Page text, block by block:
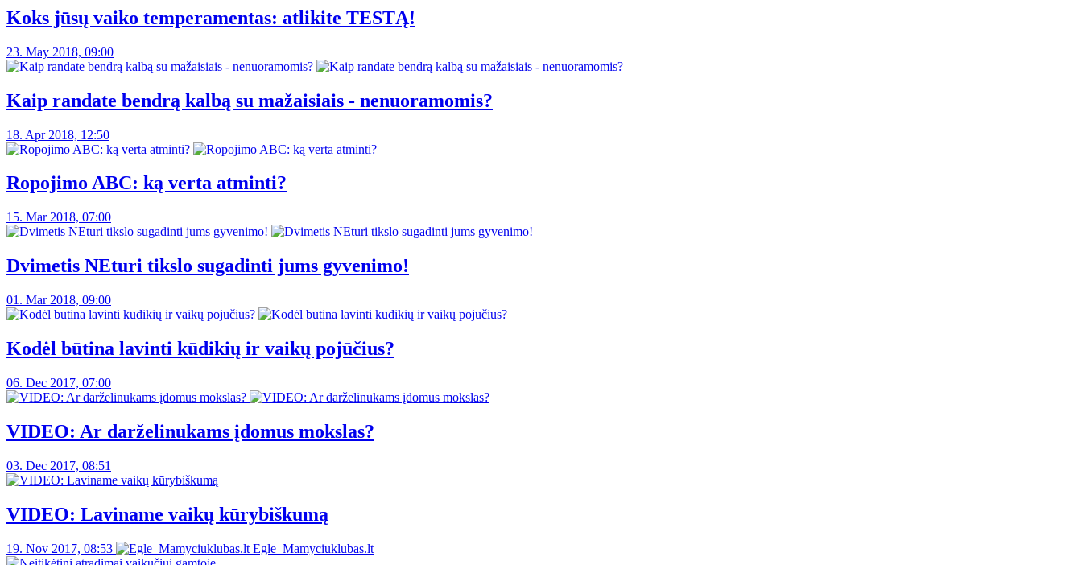
Koks jūsų vaiko temperamentas: atlikite TESTĄ!
23. May 2018, 09:00
Kaip randate bendrą kalbą su mažaisiais - nenuoramomis?
18. Apr 2018, 12:50
Ropojimo ABC: ką verta atminti?
15. Mar 2018, 07:00
Dvimetis NEturi tikslo sugadinti jums gyvenimo!
01. Mar 2018, 09:00
Kodėl būtina lavinti kūdikių ir vaikų pojūčius?
06. Dec 2017, 07:00
VIDEO: Ar darželinukams įdomus mokslas?
03. Dec 2017, 08:51
VIDEO: Laviname vaikų kūrybiškumą
19. Nov 2017, 08:53 Egle_Mamyciuklubas.lt